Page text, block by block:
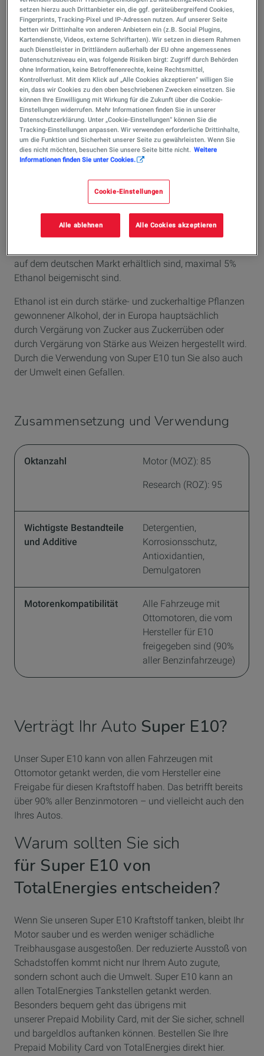
Unser Super E10 besteht aus schwefelfreiem Benzin,
einer Zumischung von bis zu 10% Ethanol, enthält
leistungssteigernde Additive und hat eine Oktanzahl von
min. 95 (ROZ). Additive sind aktive Substanzen und
verbessern die Eigenschaften Ihres Kraftstoffs. Sie halten
den Motor Ihres Fahrzeugs nicht nur sauber, sondern
reinigen gleichzeitig verschmutzte Motorteile, wie Ventile
und Einspritzdüsen. Durch spezielle Additive, die wir
unserem Super E10 Kraftstoff beimischen, wird
außerdem Korrosion und damit auch ein größerer
Verschleiß Ihres Motors verhindert.
Das Super E10 Benzin enthält bis
zu 10% Ethanol, während
auf dem deutschen Markt erhältlich sind, maximal 5%
Ethanol beigemischt sind.
Ethanol ist ein durch stärke- und zuckerhaltige Pflanzen
gewonnener Alkohol, der in Europa hauptsächlich
durch Vergärung von Zucker aus Zuckerrüben oder
durch Vergärung von Stärke aus Weizen hergestellt wird.
Durch die Verwendung von Super E10 tun Sie also auch
der Umwelt einen Gefallen.
Zusammensetzung und Verwendung
Oktanzahl Motor (MOZ): 85
Research (ROZ): 95
Wichtigste Bestandteile
und Additive
Detergentien,
Korrosionsschutz,
Antioxidantien,
Demulgatoren
Motorenkompatibilität
Alle Fahrzeuge mit
Ottomotoren, die vom
Hersteller für E10
freigegeben sind (90%
aller Benzinfahrzeuge)
Verträgt Ihr Auto Super E10?
Unser Super E10 kann von allen Fahrzeugen mit
Ottomotor getankt werden, die vom Hersteller eine
Freigabe für diesen Kraftstoff haben. Das betrifft bereits
über 90% aller Benzinmotoren – und vielleicht auch den
Ihres Autos.
Warum sollten Sie sich
für Super E10 von
TotalEnergies entscheiden?
Wenn Sie unseren Super E10 Kraftstoff tanken, bleibt Ihr
Motor sauber und es werden weniger schädliche
Treibhausgase ausgestoßen. Der reduzierte Ausstoß von
Schadstoffen kommt nicht nur Ihrem Auto zugute,
sondern schont auch die Umwelt. Super E10 kann an
allen TotalEnergies Tankstellen getankt werden.
Besonders bequem geht das übrigens mit
unserer Prepaid Mobility Card, mit der Sie sicher, schnell
und bargeldlos auftanken können. Bestellen Sie Ihre
Prepaid Mobility Card von TotalEnergies direkt hier.
setzen hierzu auch Drittanbieter ein, die ggf. geräteübergreifend Cookies,
Fingerprints, Tracking-Pixel und IP-Adressen nutzen. Auf unserer Seite
betten wir Drittinhalte von anderen Anbietern ein (z.B. Social Plugins,
Kartendienste, Videos, externe Schriftarten). Wir setzen in diesem Rahmen
auch Dienstleister in Drittländern außerhalb der EU ohne angemessenes
Datenschutzniveau ein, was folgende Risiken birgt: Zugriff durch Behörden
ohne Information, keine Betroffenenrechte, keine Rechtsmittel,
Kontrollverlust. Mit dem Klick auf „Alle Cookies akzeptieren“ willigen Sie
ein, dass wir Cookies zu den oben beschriebenen Zwecken einsetzen. Sie
können Ihre Einwilligung mit Wirkung für die Zukunft über die Cookie-
Einstellungen widerrufen. Mehr Informationen finden Sie in unserer
Datenschutzerklärung. Unter „Cookie-Einstellungen“ können Sie die
Tracking-Einstellungen anpassen. Wir verwenden erforderliche Drittinhalte,
um die Funktion und Sicherheit unserer Seite zu gewährleisten. Wenn Sie
dies nicht möchten, besuchen Sie unsere Seite bitte nicht. Weitere
Informationen finden Sie unter Cookies.
Cookie-Einstellungen
Alle ablehnen Alle Cookies akzeptieren